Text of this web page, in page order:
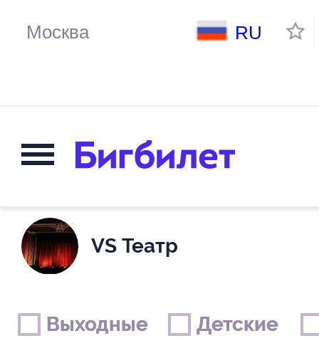
RU
VS Театр
Выходные
Выходные Детские
Детские